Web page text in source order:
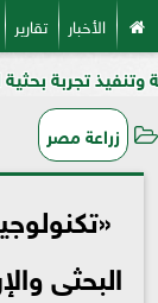
الأخبار تقارير
لرفع إنتاجية
زراعة مصر
البحثى